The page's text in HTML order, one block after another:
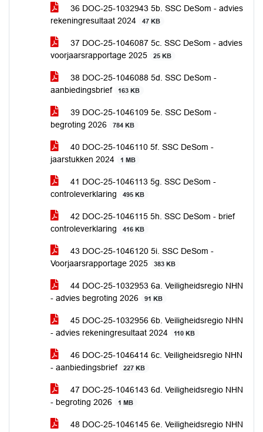
36 DOC-25-1032943 5b. SSC DeSom - advies
rekeningresultaat 2024
47 KB
37 DOC-25-1046087 5c. SSC DeSom - advies
voorjaarsrapportage 2025
25 KB
38 DOC-25-1046088 5d. SSC DeSom -
aanbiedingsbrief
163 KB
39 DOC-25-1046109 5e. SSC DeSom -
begroting 2026
784 KB
40 DOC-25-1046110 5f. SSC DeSom -
jaarstukken 2024
1 MB
41 DOC-25-1046113 5g. SSC DeSom -
controleverklaring
495 KB
42 DOC-25-1046115 5h. SSC DeSom - brief
controleverklaring
416 KB
43 DOC-25-1046120 5i. SSC DeSom -
Voorjaarsrapportage 2025
383 KB
44 DOC-25-1032953 6a. Veiligheidsregio NHN
- advies begroting 2026
91 KB
45 DOC-25-1032956 6b. Veiligheidsregio NHN
- advies rekeningresultaat 2024
110 KB
46 DOC-25-1046414 6c. Veiligheidsregio NHN
- aanbiedingsbrief
227 KB
47 DOC-25-1046143 6d. Veiligheidsregio NHN
- begroting 2026
1 MB
48 DOC-25-1046145 6e. Veiligheidsregio NHN